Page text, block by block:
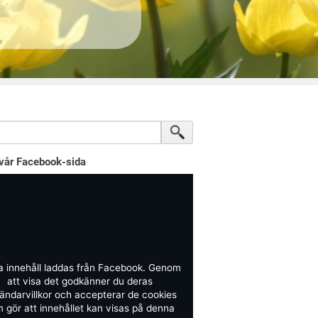
Facebook-sida
innehåll laddas från Facebook. Genom
att visa det godkänner du deras
och accepterar de cookies
gör att innehållet kan visas på denna